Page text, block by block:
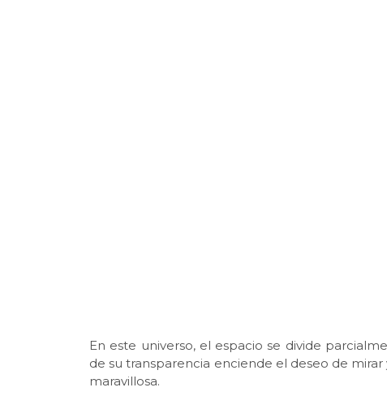
En este universo, el espacio se divide
de su transparencia enciende el deseo de
maravillosa.